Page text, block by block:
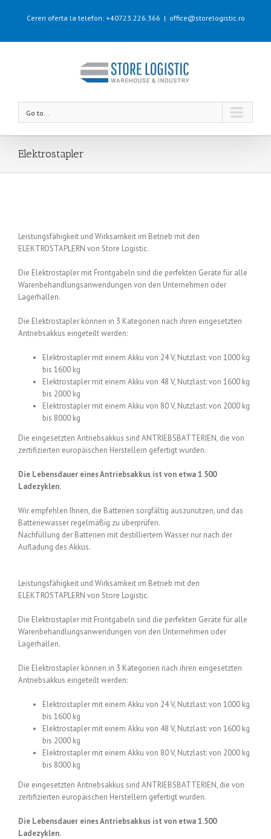
Cereri oferta la telefon: +40723.226.366 | office@storelogistic.ro
Go to...
Elektrostapler
Leistungsfähigkeit und Wirksamkeit im Betrieb mit den
ELEKTROSTAPLERN von Store Logistic.
Die Elektrostapler mit Frontgabeln sind die perfekten Geräte für alle
Warenbehandlungsanwendungen von den Unternehmen oder
Lagerhallen.
Die Elektrostapler können in 3 Kategorien nach ihren eingesetzten
Antriebsakkus eingeteilt werden:
Elektrostapler mit einem Akku von 24 V, Nutzlast: von 1000 kg
bis 1600 kg
Elektrostapler mit einem Akku von 48 V, Nutzlast: von 1600 kg
bis 2000 kg
Elektrostapler mit einem Akku von 80 V, Nutzlast: von 2000 kg
bis 8000 kg
Die eingesetzten Antriebsakkus sind ANTRIEBSBATTERIEN, die von
zertifizierten europäischen Herstellern gefertigt wurden.
Die Lebensdauer eines Antriebsakkus ist von etwa 1.500
Ladezyklen.
Wir empfehlen Ihnen, die Batterien sorgfältig auszunutzen, und das
Batteriewasser regelmäßig zu überprüfen.
Nachfüllung der Batterien mit destilliertem Wasser nur nach der
Aufladung des Akkus.
Leistungsfähigkeit und Wirksamkeit im Betrieb mit den
ELEKTROSTAPLERN von Store Logistic.
Die Elektrostapler mit Frontgabeln sind die perfekten Geräte für alle
Warenbehandlungsanwendungen von den Unternehmen oder
Lagerhallen.
Die Elektrostapler können in 3 Kategorien nach ihren eingesetzten
Antriebsakkus eingeteilt werden:
Elektrostapler mit einem Akku von 24 V, Nutzlast: von 1000 kg
bis 1600 kg
Elektrostapler mit einem Akku von 48 V, Nutzlast: von 1600 kg
bis 2000 kg
Elektrostapler mit einem Akku von 80 V, Nutzlast: von 2000 kg
bis 8000 kg
Die eingesetzten Antriebsakkus sind ANTRIEBSBATTERIEN, die von
zertifizierten europäischen Herstellern gefertigt wurden.
Die Lebensdauer eines Antriebsakkus ist von etwa 1.500
Ladezyklen.